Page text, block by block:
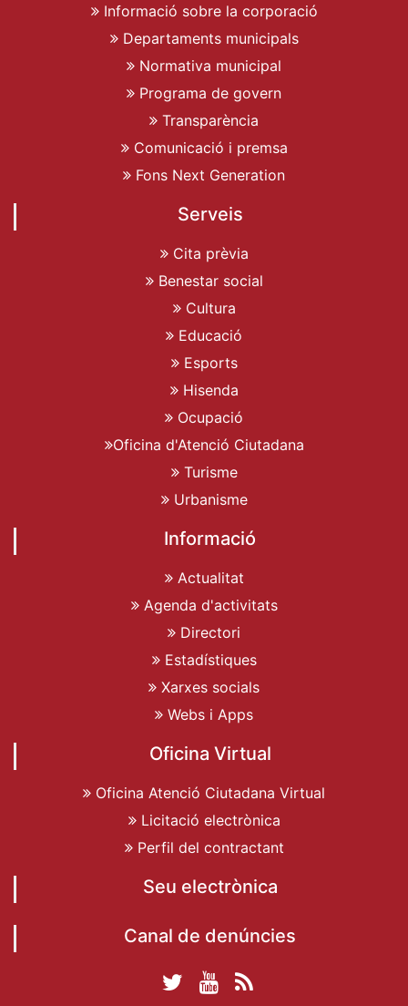
Informació sobre la corporació
Departaments municipals
Normativa municipal
Programa de govern
Transparència
Comunicació i premsa
Fons Next Generation
Serveis
Cita prèvia
Benestar social
Cultura
Educació
Esports
Hisenda
Ocupació
Oficina d'Atenció Ciutadana
Turisme
Urbanisme
Informació
Actualitat
Agenda d'activitats
Directori
Estadístiques
Xarxes socials
Webs i Apps
Oficina Virtual
Oficina Atenció Ciutadana Virtual
Licitació electrònica
Perfil del contractant
Seu electrònica
Canal de denúncies
Twitter Ajuntament